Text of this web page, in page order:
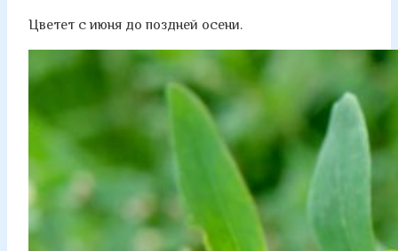
Цветет с июня до поздней осени.